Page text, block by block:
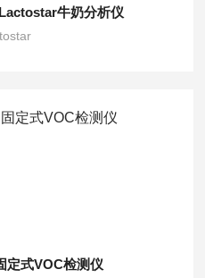
牛奶分析仪
定式VOC检测仪